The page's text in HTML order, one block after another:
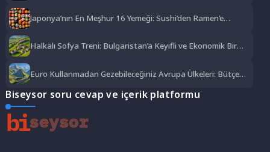
Japonya’nın En Meşhur 16 Yemeği: Sushi’den Ramen’e
Halkalı Sofya Treni: Bulgaristan’a Keyifli ve Ekonomik Bir
Euro Kullanmadan Gezebileceğiniz Avrupa Ülkeleri: Bütçe
Biseysor soru cevap ve içerik platformu